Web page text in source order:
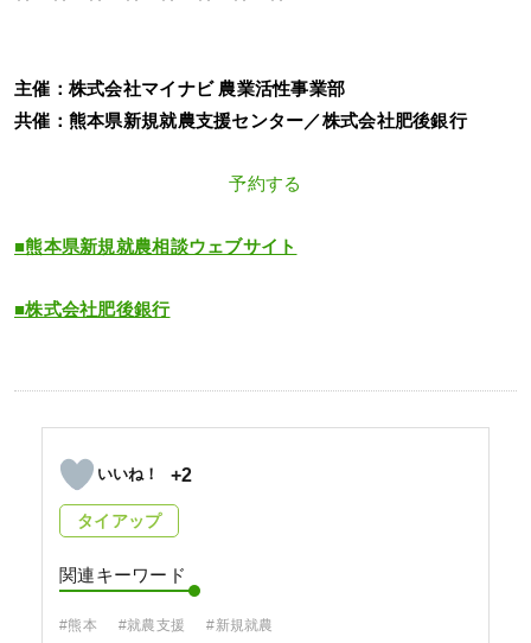
主催：株式会社マイナビ 農業活性事業部
共催：熊本県新規就農支援センター／株式会社肥後銀行
予約する
■熊本県新規就農相談ウェブサイト
■株式会社肥後銀行
+2
タイアップ
関連キーワード
#熊本 #就農支援
#新規就農